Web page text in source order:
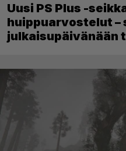
Uusi PS Plus -
huippuarvostelut –
julkaisupäivänään